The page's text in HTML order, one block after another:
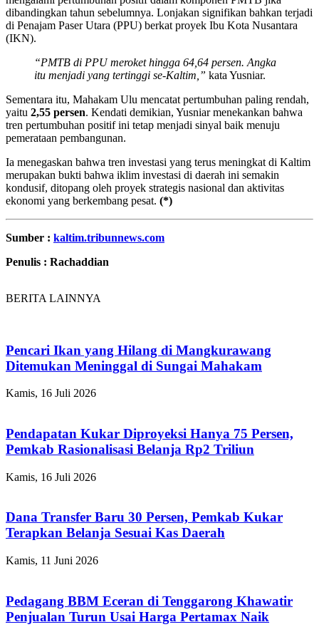
dibandingkan tahun sebelumnya. Lonjakan signifikan bahkan terjadi
di Penajam Paser Utara (PPU) berkat proyek Ibu Kota Nusantara
(IKN).
“PMTB di PPU meroket hingga 64,64 persen. Angka
itu menjadi yang tertinggi se-Kaltim,” kata Yusniar.
Sementara itu, Mahakam Ulu mencatat pertumbuhan paling rendah,
yaitu 2,55 persen. Kendati demikian, Yusniar menekankan bahwa
tren pertumbuhan positif ini tetap menjadi sinyal baik menuju
pemerataan pembangunan.
Ia menegaskan bahwa tren investasi yang terus meningkat di Kaltim
merupakan bukti bahwa iklim investasi di daerah ini semakin
kondusif, ditopang oleh proyek strategis nasional dan aktivitas
ekonomi yang berkembang pesat. (*)
Sumber : kaltim.tribunnews.com
Penulis : Rachaddian
BERITA LAINNYA
Pencari Ikan yang Hilang di Mangkurawang
Ditemukan Meninggal di Sungai Mahakam
Kamis, 16 Juli 2026
Pendapatan Kukar Diproyeksi Hanya 75 Persen,
Pemkab Rasionalisasi Belanja Rp2 Triliun
Kamis, 16 Juli 2026
Dana Transfer Baru 30 Persen, Pemkab Kukar
Terapkan Belanja Sesuai Kas Daerah
Kamis, 11 Juni 2026
Pedagang BBM Eceran di Tenggarong Khawatir
Penjualan Turun Usai Harga Pertamax Naik